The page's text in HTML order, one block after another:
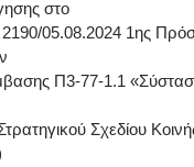
στο
2190/05.08.2024 1ης
Π3-77-1.1
Σχεδίου